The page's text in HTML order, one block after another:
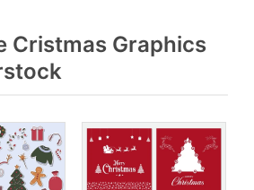
Cristmas Graphics